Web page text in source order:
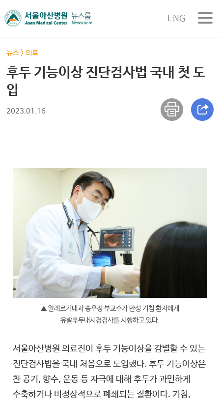
ENG
뉴스 >의료
후두 기능이상 진단검사법 국내 첫 도
입
2023.01.16
▲ 알레르기내과 송우정 부교수가 만성 기침 환자에게
유발후두내시경검사를 시행하고 있다.
서울아산병원 의료진이 후두 기능이상을 감별할 수 있는
진단검사법을 국내 처음으로 도입했다. 후두 기능이상은
찬 공기, 향수, 운동 등 자극에 대해 후두가 과민하게
수축하거나 비정상적으로 폐쇄되는 질환이다. 기침,